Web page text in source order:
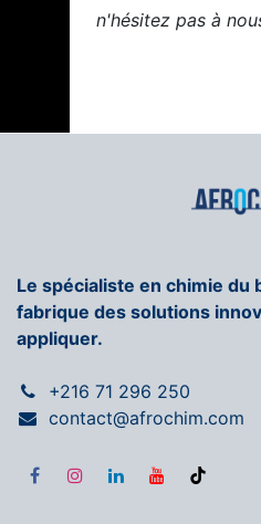
n'hésitez pas à
Le spécialiste en chimie du
fabrique des solutions
appliquer.
+216 71 296 250
contact@afrochim.com